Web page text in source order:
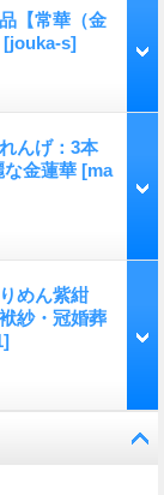
【常華（金
[jouka-s]
んげ：3本
金蓮華 [ma
りめん紫紺
紗・冠婚葬
]